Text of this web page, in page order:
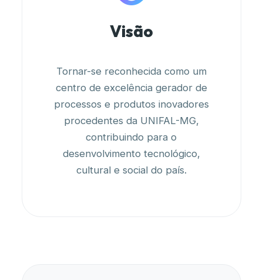
Visão
Tornar-se reconhecida como um
centro de excelência gerador de
processos e produtos inovadores
procedentes da UNIFAL-MG,
contribuindo para o
desenvolvimento tecnológico,
cultural e social do país.